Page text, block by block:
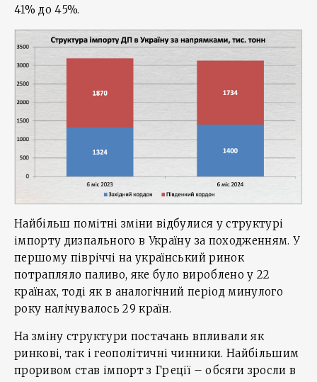
41% до 45%.
Найбільш помітні зміни відбулися у структурі
імпорту дизпального в Україну за походженням. У
першому півріччі на український ринок
потрапляло паливо, яке було вироблено у 22
країнах, тоді як в аналогічний період минулого
року налічувалось 29 країн.
На зміну структури постачань впливали як
ринкові, так і геополітичні чинники. Найбільшим
проривом став імпорт з Греції – обсяги зросли в